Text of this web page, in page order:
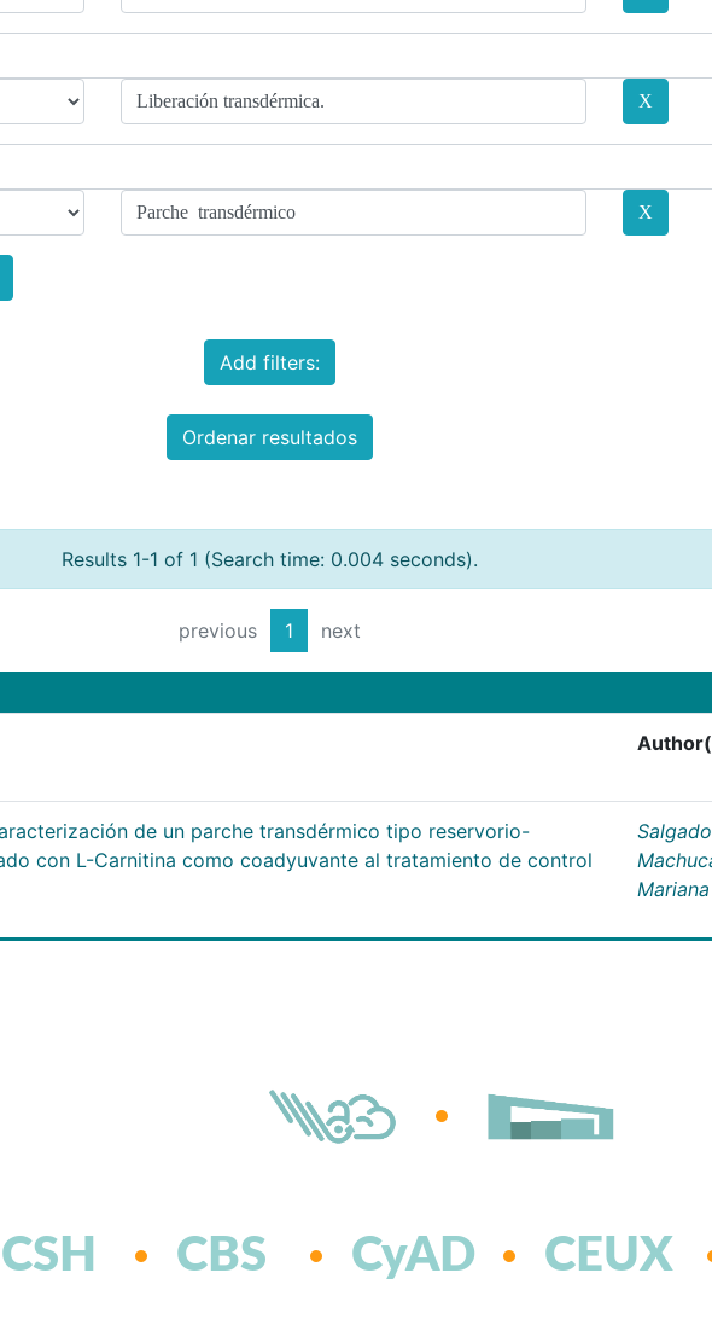
Add filters:
Ordenar resultados
Results 1-1 of 1 (Search time: 0.004 seconds).
previous 1 next
de un parche transdérmico tipo reservorio-
con L-Carnitina como coadyuvante al tratamiento de control
Salgado
Mariana
CSH CBS CyAD CEUX